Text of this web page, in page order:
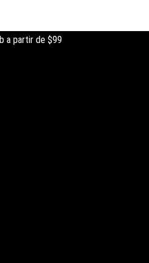
a partir de $99